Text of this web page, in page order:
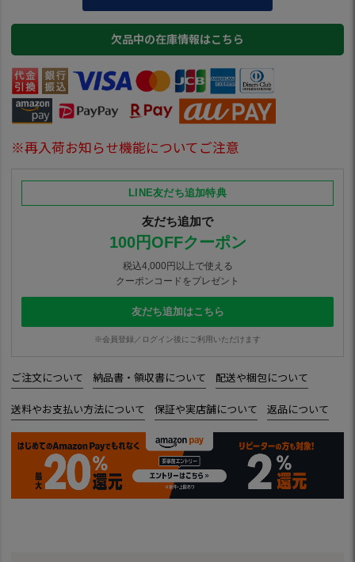
欠品中の在庫情報はこちら
※再入荷お知らせ機能についてご注意
LINE友だち追加特典
友だち追加で
100円OFFクーポン
税込4,000円以上で使える
クーポンコードをプレゼント
友だち追加はこちら
※会員登録／ログイン後にご利用いただけます
ご注文について 納品書・領収書について 配送や梱包について
送料やお支払い方法について 保証や実店舗について 返品について